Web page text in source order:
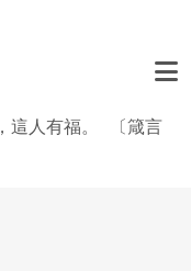
這人有福。 〔箴言